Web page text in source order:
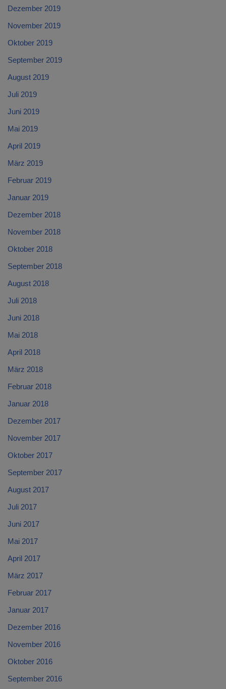
Dezember 2019
November 2019
Oktober 2019
September 2019
August 2019
Juli 2019
Juni 2019
Mai 2019
April 2019
März 2019
Februar 2019
Januar 2019
Dezember 2018
November 2018
Oktober 2018
September 2018
August 2018
Juli 2018
Juni 2018
Mai 2018
April 2018
März 2018
Februar 2018
Januar 2018
Dezember 2017
November 2017
Oktober 2017
September 2017
August 2017
Juli 2017
Juni 2017
Mai 2017
April 2017
März 2017
Februar 2017
Januar 2017
Dezember 2016
November 2016
Oktober 2016
September 2016